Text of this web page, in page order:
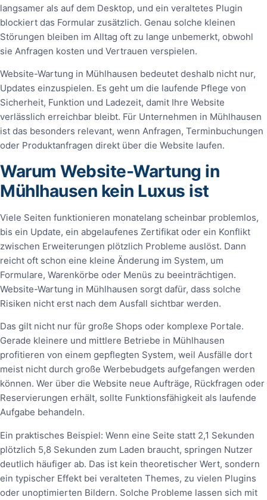
langsamer als auf dem Desktop, und ein veraltetes Plugin
blockiert das Formular zusätzlich. Genau solche kleinen
Störungen bleiben im Alltag oft zu lange unbemerkt, obwohl
sie Anfragen kosten und Vertrauen verspielen.
Website-Wartung in Mühlhausen bedeutet deshalb nicht nur,
Updates einzuspielen. Es geht um die laufende Pflege von
Sicherheit, Funktion und Ladezeit, damit Ihre Website
verlässlich erreichbar bleibt. Für Unternehmen in Mühlhausen
ist das besonders relevant, wenn Anfragen, Terminbuchungen
oder Produktanfragen direkt über die Website laufen.
Warum Website-Wartung in
Mühlhausen kein Luxus ist
Viele Seiten funktionieren monatelang scheinbar problemlos,
bis ein Update, ein abgelaufenes Zertifikat oder ein Konflikt
zwischen Erweiterungen plötzlich Probleme auslöst. Dann
reicht oft schon eine kleine Änderung im System, um
Formulare, Warenkörbe oder Menüs zu beeinträchtigen.
Website-Wartung in Mühlhausen sorgt dafür, dass solche
Risiken nicht erst nach dem Ausfall sichtbar werden.
Das gilt nicht nur für große Shops oder komplexe Portale.
Gerade kleinere und mittlere Betriebe in Mühlhausen
profitieren von einem gepflegten System, weil Ausfälle dort
meist nicht durch große Werbebudgets aufgefangen werden
können. Wer über die Website neue Aufträge, Rückfragen oder
Reservierungen erhält, sollte Funktionsfähigkeit als laufende
Aufgabe behandeln.
Ein praktisches Beispiel: Wenn eine Seite statt 2,1 Sekunden
plötzlich 5,8 Sekunden zum Laden braucht, springen Nutzer
deutlich häufiger ab. Das ist kein theoretischer Wert, sondern
ein typischer Effekt bei veralteten Themes, zu vielen Plugins
oder unoptimierten Bildern. Solche Probleme lassen sich mit